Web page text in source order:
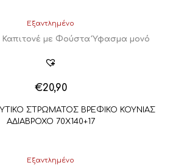
Εξαντλημένο
Καπιτονέ με Φούστα Ύφασμα μονό
€20,90
Εξαντλημένο